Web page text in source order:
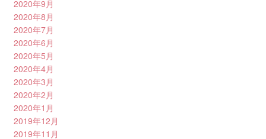
2020年9月
2020年8月
2020年7月
2020年6月
2020年5月
2020年4月
2020年3月
2020年2月
2020年1月
2019年12月
2019年11月